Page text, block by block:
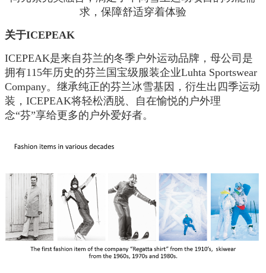
求，保障舒适穿着体验
关于ICEPEAK
ICEPEAK是来自芬兰的冬季户外运动品牌，母公司是
拥有115年历史的芬兰国宝级服装企业Luhta Sportswear
Company。继承纯正的芬兰冰雪基因，衍生出四季运动
装，ICEPEAK将轻松洒脱、自在愉悦的户外理
念“芬”享给更多的户外爱好者。